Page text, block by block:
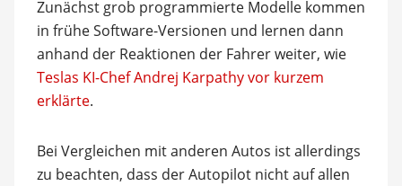
Zunächst grob programmierte Modelle kommen
in frühe Software-Versionen und lernen dann
anhand der Reaktionen der Fahrer weiter, wie
Teslas KI-Chef Andrej Karpathy vor kurzem
erklärte.
Bei Vergleichen mit anderen Autos ist allerdings
zu beachten, dass der Autopilot nicht auf allen